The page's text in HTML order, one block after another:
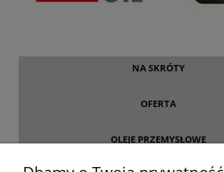
NA SKRÓTY
OFERTA
OLEJE PRZEMYSŁOWE